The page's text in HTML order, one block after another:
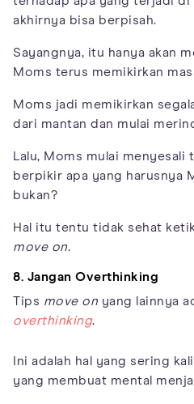
akhirnya bisa berpisah.
Sayangnya, itu hanya akan
Moms terus memikirkan
Moms jadi memikirkan
dari mantan dan mulai
Lalu, Moms mulai menyesali
berpikir apa yang harusnya
bukan?
Hal itu tentu tidak sehat
move on.
8. Jangan Overthinking
Tips move on yang lainnya
overthinking.
Ini adalah hal yang sering
yang membuat mental